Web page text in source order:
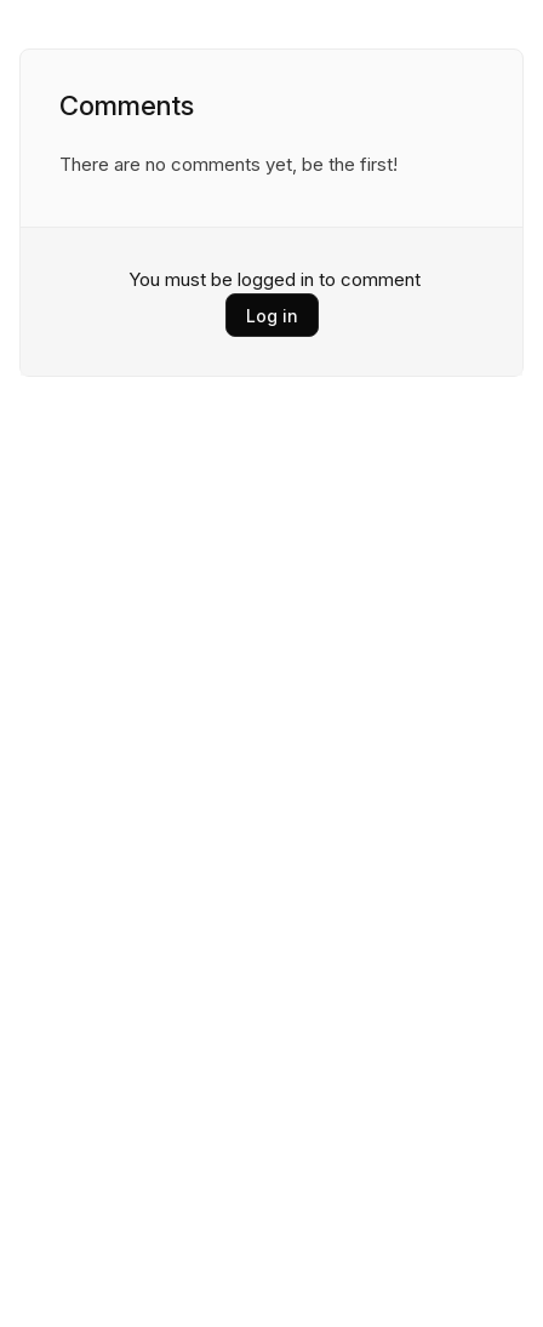
Comments
There are no comments yet, be the first!
You must be logged in to comment
Log in